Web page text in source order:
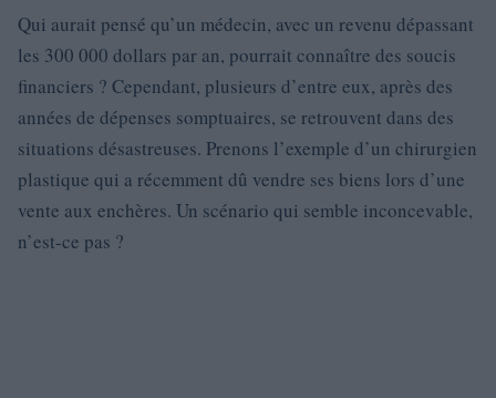
Qui aurait pensé qu’un médecin, avec un revenu dépassant
les 300 000 dollars par an, pourrait connaître des soucis
financiers ? Cependant, plusieurs d’entre eux, après des
années de dépenses somptuaires, se retrouvent dans des
situations désastreuses. Prenons l’exemple d’un chirurgien
plastique qui a récemment dû vendre ses biens lors d’une
vente aux enchères. Un scénario qui semble inconcevable,
n’est-ce pas ?